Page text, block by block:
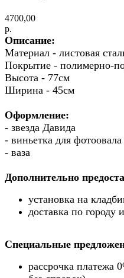
4700,00
р.
Описание:
Материал - листовая
Покрытие - полимерно-
Высота - 77см
Ширина - 45см
Оформление:
- звезда Давида
- виньетка для
- ваза
Дополнительно
установка на
доставка по городу
Специальные
рассрочка платежа